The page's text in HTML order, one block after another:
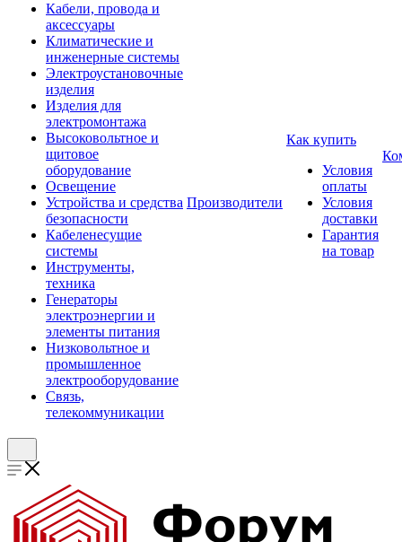
Кабели, провода и
аксессуары
Климатические и
инженерные системы
Электроустановочные
изделия
Изделия для
электромонтажа
Высоковольтное и
щитовое
оборудование
Освещение
Устройства и средства
безопасности
Кабеленесущие
системы
Инструменты,
техника
Генераторы
электроэнергии и
элементы питания
Низковольтное и
промышленное
электрооборудование
Связь,
телекоммуникации
Производители
Как купить
Условия
оплаты
Условия
доставки
Гарантия
на товар